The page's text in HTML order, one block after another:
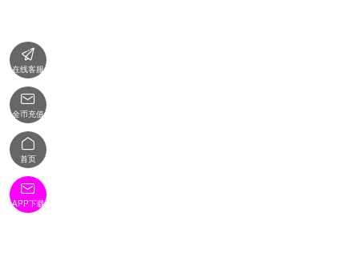

在线客服

金币充值

首页

APP下载